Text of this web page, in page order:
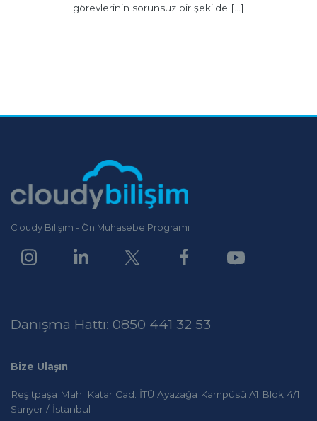
görevlerinin sorunsuz bir şekilde [...]
Cloudy Bilişim - Ön Muhasebe Programı
Danışma Hattı: 0850 441 32 53
Bize Ulaşın
Reşitpaşa Mah. Katar Cad. İTÜ Ayazağa Kampüsü A1 Blok 4/1
Sarıyer / İstanbul